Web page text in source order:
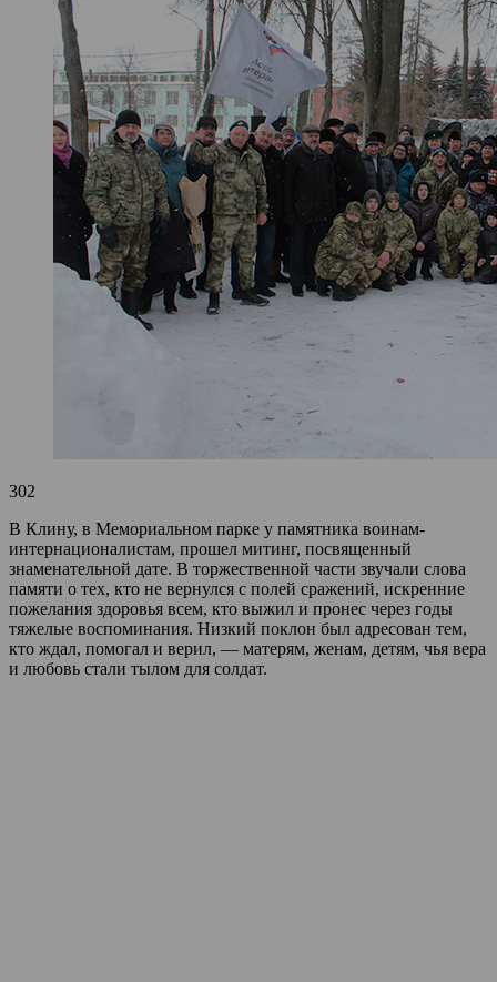
302
В Клину, в Мемориальном парке у памятника воинам-
интернационалистам, прошел митинг, посвященный
знаменательной дате. В торжественной части звучали слова
памяти о тех, кто не вернулся с полей сражений, искренние
пожелания здоровья всем, кто выжил и пронес через годы
тяжелые воспоминания. Низкий поклон был адресован тем,
кто ждал, помогал и верил, — матерям, женам, детям, чья вера
и любовь стали тылом для солдат.